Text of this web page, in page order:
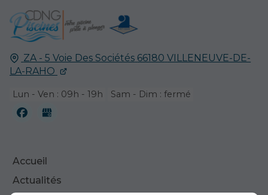
ZA - 5 Voie Des Sociétés 66180 VILLENEUVE-DE-
LA-RAHO
Lun - Ven : 09h - 19h Sam - Dim : fermé
Accueil
Actualités